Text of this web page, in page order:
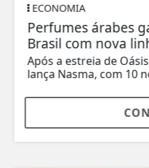
ECONOMIA
Perfumes árabes
Brasil com nova
Após a estreia de
lança Nasma, com 10